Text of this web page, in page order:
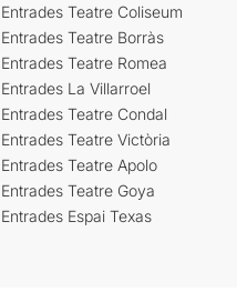
Entrades Teatre Coliseum
Entrades Teatre Borràs
Entrades Teatre Romea
Entrades La Villarroel
Entrades Teatre Condal
Entrades Teatre Victòria
Entrades Teatre Apolo
Entrades Teatre Goya
Entrades Espai Texas